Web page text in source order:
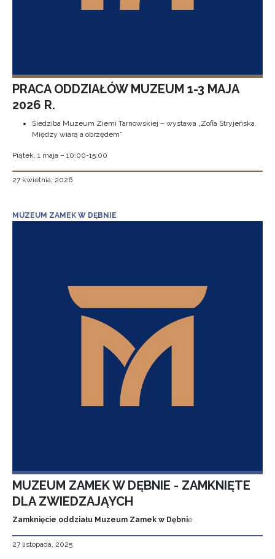
PRACA ODDZIAŁÓW MUZEUM 1-3 MAJA
2026 R.
Siedziba Muzeum Ziemi Tarnowskiej – wystawa „Zofia Stryjeńska.
Między wiarą a obrzędem”
Piątek, 1 maja – 10:00-15:00
27 kwietnia, 2026
MUZEUM ZAMEK W DĘBNIE
MUZEUM ZAMEK W DĘBNIE - ZAMKNIĘTE
DLA ZWIEDZAJĄYCH
Zamknięcie oddziału Muzeum Zamek w Dębnie
27 listopada, 2025